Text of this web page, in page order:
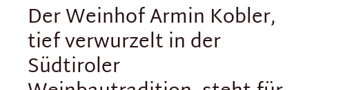
Der Weinhof Armin Kobler,
tief verwurzelt in der
Südtiroler